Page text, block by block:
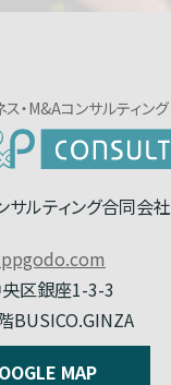
・M&Aコンサルティング
サルティング合同会社
区銀座1-3-3
BUSICO.GINZA
MAP